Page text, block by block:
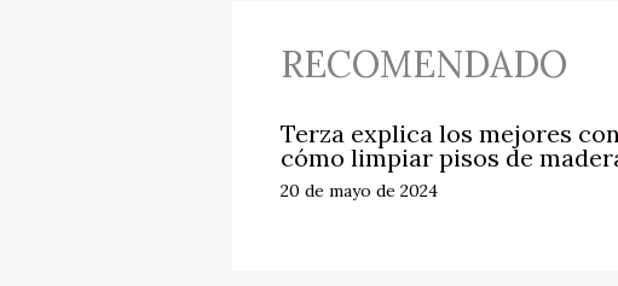
RECOMENDADO
Terza explica los mejores
cómo limpiar pisos de
20 de mayo de 2024